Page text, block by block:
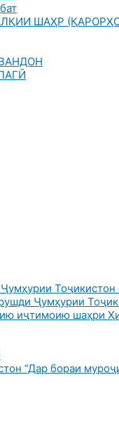
ШАҲР
Ҷумҳурии
иҷтимоию шаҳри
“Дар бораи